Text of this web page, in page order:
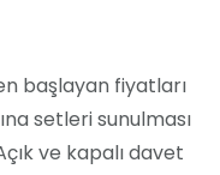
başlayan fiyatları
setleri sunulması
ve kapalı davet